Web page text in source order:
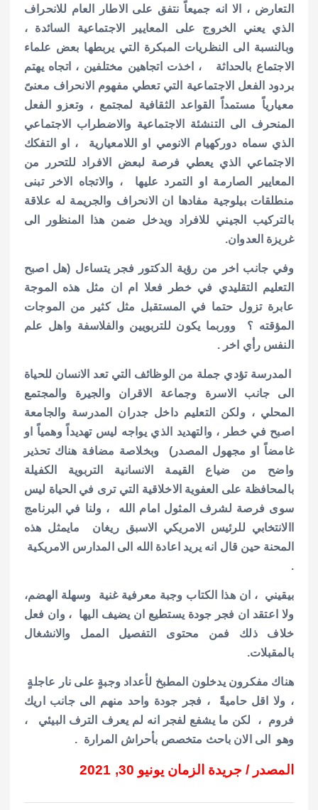
التعارض ، الا انه جميعاً نتفق على الاطار العام للانحراف
الذي يعني الخروج على المعايير الاجتماعية السائدة ،
وبالنسبة الى النظريات المبكرة التي يربطها بعض علماء
الاجتماع بالحداثة ، اخذت اتجاهين مختلفين ، اتجاه يهتم
بردود الفعل الاجتماعية التي تعطي مفهوم الانحراف معنىً
معيارياً مستمداً القواعد الثقافية لمجتمع ، وتعزو الفعل
المنحرف الى التنشئة الاجتماعية والاضطراب الاجتماعي
الذي سماه دوركهيام الانومي او اللامعيارية ، او التفكك
الاجتماعي الذي يعطي فرصة لبعض الافراد للتحرر من
المعايير الصارمة او التمرد عليها ، والاتجاه الاخر تبنى
منطلقات بيلوجية مفادها ان الانحراف والجريمة له علاقة
بالتركيب الجيني للافراد ويدخل ضمن هذا المنظور الى
غريزة العدوان.
وفي جانب اخر من رؤية الدكتور فجر يتساءل (هل اصبح
التعليم التقليدي في خطر فعلا ام ان مثل هذه الموجة
عابرة تزول حتما في المستقبل مثل كثير من الموجات
المؤقته ؟ ووربما يكون للتربويين والفلاسفة واهل علم
النفس رأي اخر .
المدرسة تؤدي جملة من الوظائف التي تعد الانسان للحياة
الى جانب الاسرة وجماعة الاقران والجيرة والمجتمع
المحلي ، ولكن التعليم داخل جدران المدرسة والجامعة
اصبح في خطر ، والتهديد الذي يواجه ليس تهديداً وهمياً او
غامضاً او مجهول المصدر) وبخلاصة مضافة هناك تحذير
واضح من ضياع القيمة الانسانية التربوية الكفيلة
بالمحافظة على العفوية الاخلاقية التي ترى في الحياة ليس
سوى فرصة لشرف المثول امام الله ، ولنا في البرنامج
االانتخابي للرئيس الامريكي الاسبق ريغان مايمثل هذه
المحنة حين قال انه يريد اعادة الله الى المدارس الامريكية
.
بيقيني ، ان هذا الكتاب وجبة معرفية غنية وسهلة الهضم،
ولا اعتقد ان فجر جودة يستطيع ان يضيف اليها ، وان فعل
خلاف ذلك فمن محتوى التفصيل الممل والانشغال
بالمقبلات.
هناك مفكرون يدخلون المطبخ لأعداد وجبةٍ على نار عاجلةٍ
، ولا اقل حاميةً ، فجر جودة واحد منهم الى جانب اريك
فروم ، لكن ما يشفع لفجر انه لم يعرف الترف البيئي ،
وهو الى الان باحث متخصص بأحراش المرارة .
المصدر / جريدة الزمان يونيو 30, 2021